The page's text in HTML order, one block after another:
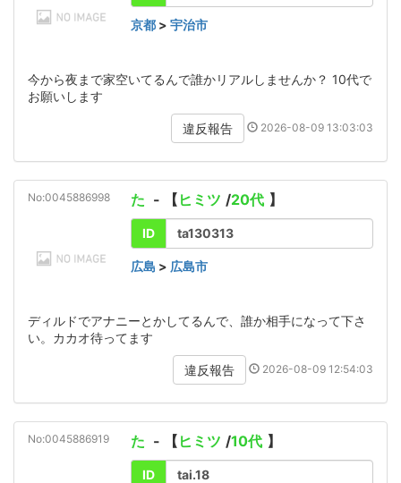
京都 > 宇治市
今から夜まで家空いてるんで誰かリアルしませんか？ 10代で
お願いします
違反報告 2026-08-09 13:03:03
No:0045886998 た - 【 ヒミツ /20代 】
ID ta130313
広島 > 広島市
ディルドでアナニーとかしてるんで、誰か相手になって下さ
い。カカオ待ってます
違反報告 2026-08-09 12:54:03
No:0045886919 た - 【 ヒミツ /10代 】
ID tai.18